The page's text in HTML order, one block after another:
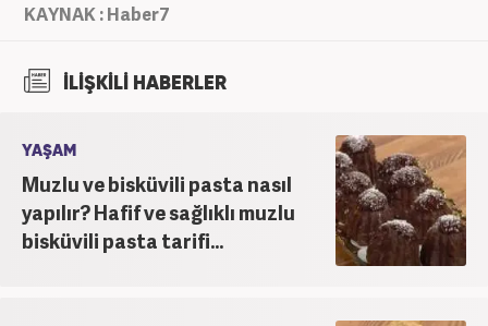
KAYNAK : Haber7
İLİŞKİLİ HABERLER
YAŞAM
Muzlu ve bisküvili pasta nasıl
yapılır? Hafif ve sağlıklı muzlu
bisküvili pasta tarifi...